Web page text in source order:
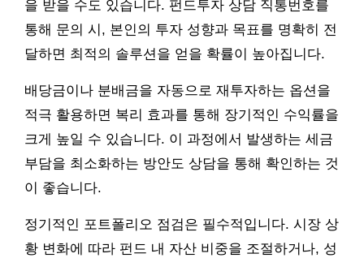
을 받을 수도 있습니다. 펀드투자 상담 직통번호를
통해 문의 시, 본인의 투자 성향과 목표를 명확히 전
달하면 최적의 솔루션을 얻을 확률이 높아집니다.
배당금이나 분배금을 자동으로 재투자하는 옵션을
적극 활용하면 복리 효과를 통해 장기적인 수익률을
크게 높일 수 있습니다. 이 과정에서 발생하는 세금
부담을 최소화하는 방안도 상담을 통해 확인하는 것
이 좋습니다.
정기적인 포트폴리오 점검은 필수적입니다. 시장 상
황 변화에 따라 펀드 내 자산 비중을 조절하거나, 성